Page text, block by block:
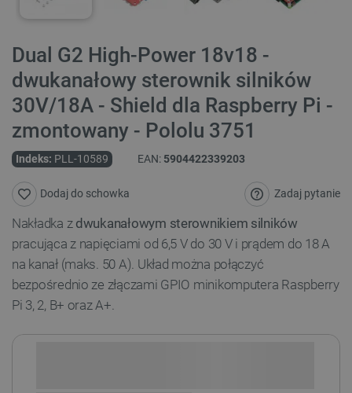
Dual G2 High-Power 18v18 -
dwukanałowy sterownik silników
30V/18A - Shield dla Raspberry Pi -
zmontowany - Pololu 3751
Indeks: PLL-10589 EAN: 5904422339203
Zadaj pytanie
Dodaj do schowka
Nakładka z dwukanałowym sterownikiem silników
pracująca z napięciami od 6,5 V do 30 V i prądem do 18 A
na kanał (maks. 50 A). Układ można połączyć
bezpośrednio ze złączami GPIO minikomputera Raspberry
Pi 3, 2, B+ oraz A+.